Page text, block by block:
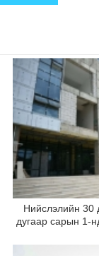
Нийслэлийн 30
дугаар сарын 1-